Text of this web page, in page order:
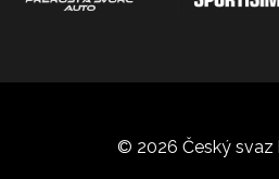
© 2026 Český svaz